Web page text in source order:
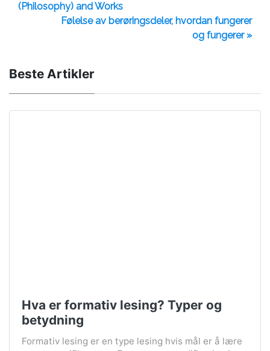
(Philosophy) and Works
Følelse av berøringsdeler, hvordan fungerer
og fungerer »
Beste Artikler
Hva er formativ lesing? Typer og
betydning
Formativ lesing er en type lesing hvis mål er å lære